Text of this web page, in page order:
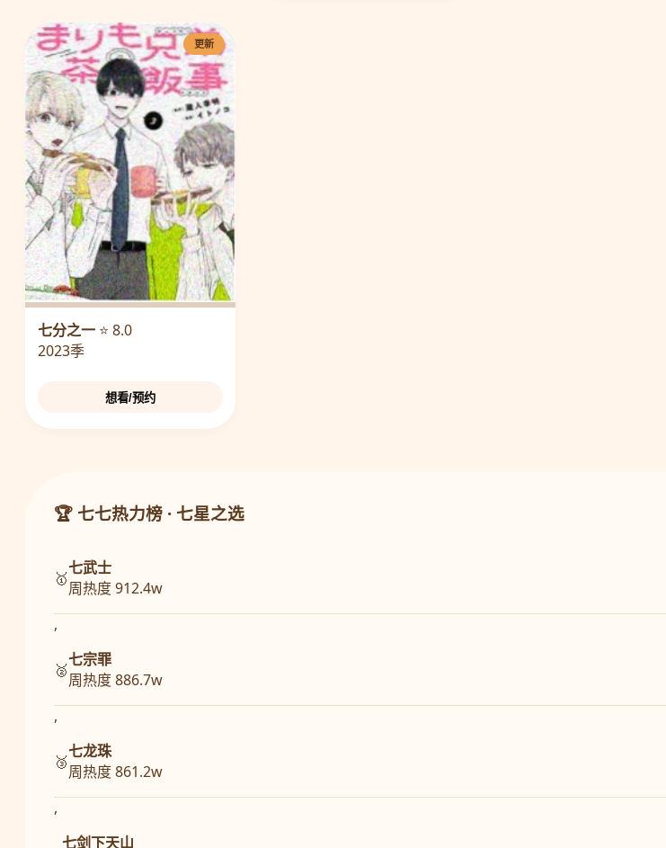
更新
七分之一 ⭐ 8.0
2023季
想看/预约
🏆 七七热力榜 · 七星之选
🥇
七武士
周热度 912.4w
,
🥈
七宗罪
周热度 886.7w
,
🥉
七龙珠
周热度 861.2w
,
七剑下天山